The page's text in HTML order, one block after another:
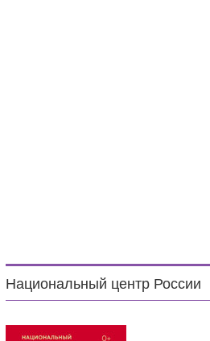
Национальный центр России